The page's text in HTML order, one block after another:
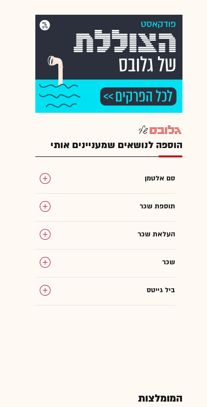
הוספה לנושאים שמעניינים אותי
סם אלטמן
תוספת שכר
העלאת שכר
שכר
ביל גייטס
המומלצות